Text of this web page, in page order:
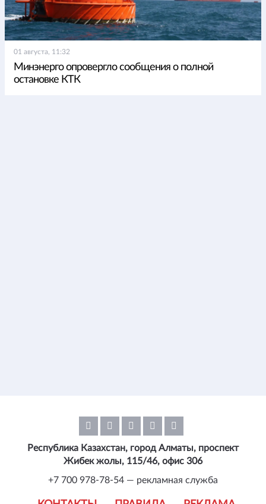
01 августа, 11:32
Минэнерго опровергло сообщения о полной
остановке КТК
Республика Казахстан, город Алматы, проспект
Жибек жолы, 115/46, офис 306
+7 700 978-78-54 — рекламная служба